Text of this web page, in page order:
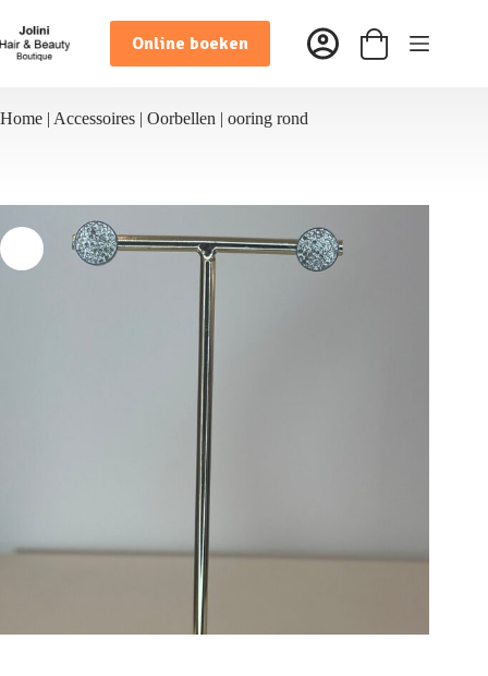
naar
de
inhoud
Online boeken Winkelwagen
Home | Accessoires | Oorbellen | ooring rond